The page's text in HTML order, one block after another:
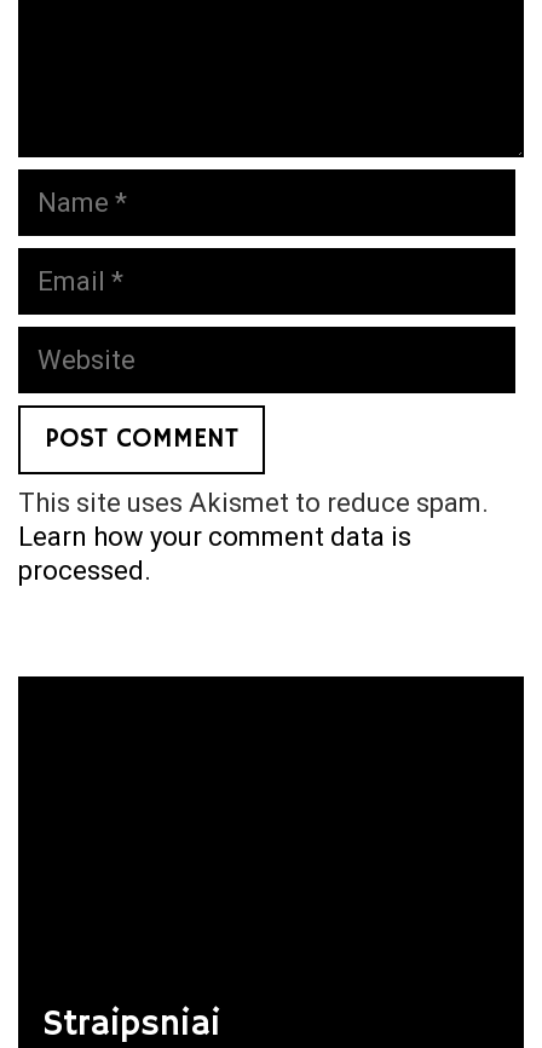
This site uses Akismet to reduce spam.
Learn how your comment data is
processed.
Straipsniai